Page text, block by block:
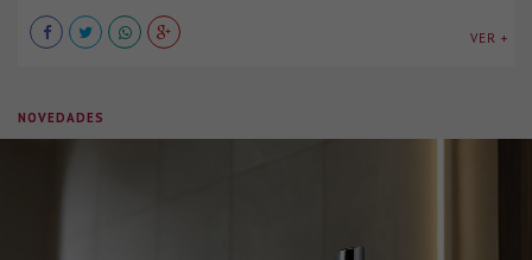
VER +
NOVEDADES